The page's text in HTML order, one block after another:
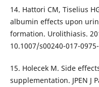
14. Hattori CM, Tiselius
albumin effects upon
formation. Urolithiasis.
10.1007/s00240-017-
15. Holecek M. Side
supplementation. JPEN J